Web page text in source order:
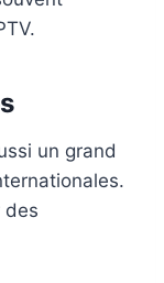
un grand
des